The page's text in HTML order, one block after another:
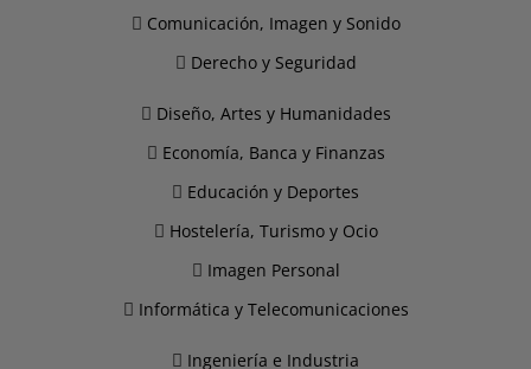
Comunicación, Imagen y Sonido
Derecho y Seguridad
Diseño, Artes y Humanidades
Economía, Banca y Finanzas
Educación y Deportes
Hostelería, Turismo y Ocio
Imagen Personal
Informática y Telecomunicaciones
Ingeniería e Industria